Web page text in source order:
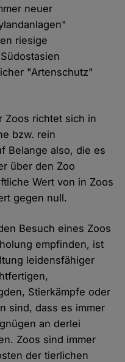
neuer
riesige
"Artenschutz"
Zoos richtet sich in
bzw. rein
Belange also, die es
über den Zoo
Wert von in Zoos
gegen null.
Besuch eines Zoos
empfinden, ist
leidensfähiger
Stierkämpfe oder
sind, dass es immer
an derlei
Zoos sind immer
der tierlichen